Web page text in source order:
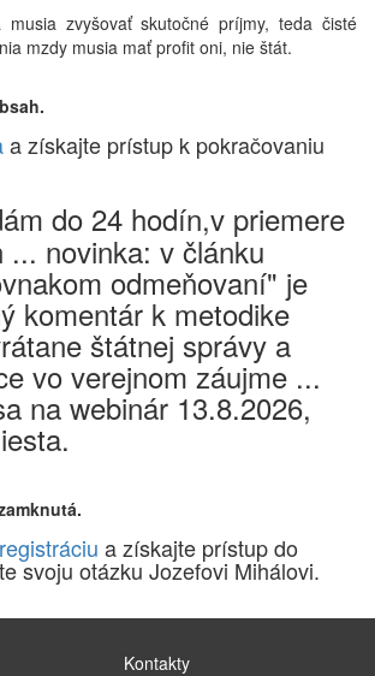
musia zvyšovať skutočné príjmy, teda čisté
mzdy musia mať profit oni, nie štát.
a získajte prístup k pokračovaniu
do 24 hodín,v priemere
novinka: v článku
odmeňovaní" je
komentár k metodike
štátnej správy a
vo verejnom záujme ...
na webinár 13.8.2026,
a získajte prístup do
svoju otázku Jozefovi Mihálovi.
Kontakty